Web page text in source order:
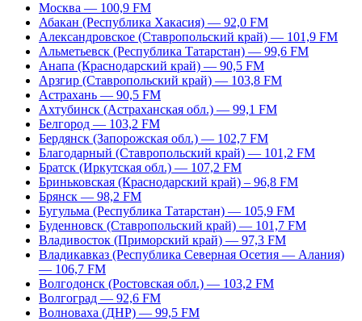
Москва — 100,9 FM
Абакан (Республика Хакасия) — 92,0 FM
Александровское (Ставропольский край) — 101,9 FM
Альметьевск (Республика Татарстан) — 99,6 FM
Анапа (Краснодарский край) — 90,5 FM
Арзгир (Ставропольский край) — 103,8 FM
Астрахань — 90,5 FM
Ахтубинск (Астраханская обл.) — 99,1 FM
Белгород — 103,2 FM
Бердянск (Запорожская обл.) — 102,7 FM
Благодарный (Ставропольский край) — 101,2 FM
Братск (Иркутская обл.) — 107,2 FM
Бриньковская (Краснодарский край) – 96,8 FM
Брянск — 98,2 FM
Бугульма (Республика Татарстан) — 105,9 FM
Буденновск (Ставропольский край) — 101,7 FM
Владивосток (Приморский край) — 97,3 FM
Владикавказ (Республика Северная Осетия — Алания)
— 106,7 FM
Волгодонск (Ростовская обл.) — 103,2 FM
Волгоград — 92,6 FM
Волноваха (ДНР) — 99,5 FM